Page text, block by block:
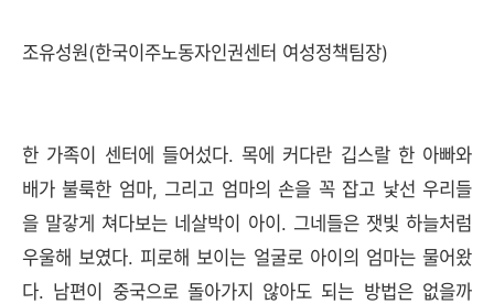
조유성원(한국이주노동자인권센터 여성정책팀장)
한 가족이 센터에 들어섰다. 목에 커다란 깁스랄 한 아빠와
배가 불룩한 엄마, 그리고 엄마의 손을 꼭 잡고 낯선 우리들
을 말갛게 쳐다보는 네살박이 아이. 그네들은 잿빛 하늘처럼
우울해 보였다. 피로해 보이는 얼굴로 아이의 엄마는 물어왔
다. 남편이 중국으로 돌아가지 않아도 되는 방법은 없을까